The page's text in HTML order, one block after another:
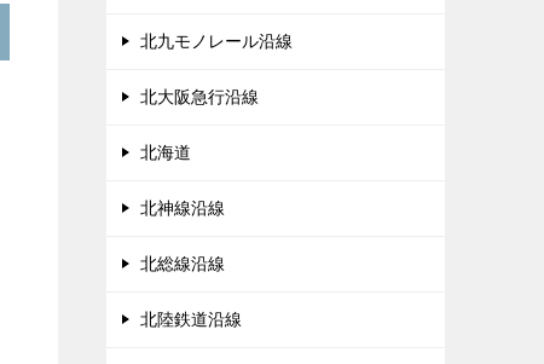
北九モノレール沿線
北大阪急行沿線
北海道
北神線沿線
北総線沿線
北陸鉄道沿線